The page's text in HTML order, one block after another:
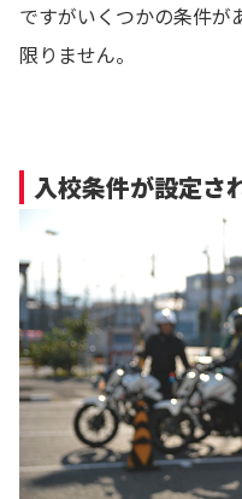
ですがいくつかの条件が
限りません。
入校条件が設定さ